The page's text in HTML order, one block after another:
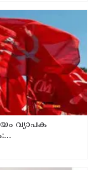
വ്യാപക